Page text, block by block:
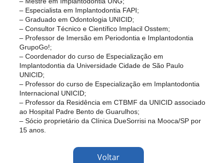
– Especialista em Implantodontia FAPI;
– Graduado em Odontologia UNICID;
– Consultor Técnico e Científico Implacil Osstem;
– Professor de Imersão em Periodontia e Implantodontia
GrupoGo!;
– Coordenador do curso de Especialização em
Implantodontia da Universidade Cidade de São Paulo
UNICID;
– Professor do curso de Especialização em Implantodontia
Internacional UNICID;
– Professor da Residência em CTBMF da UNICID associado
ao Hospital Padre Bento de Guarulhos;
– Sócio proprietário da Clínica DueSorrisi na Mooca/SP por
15 anos.
Voltar